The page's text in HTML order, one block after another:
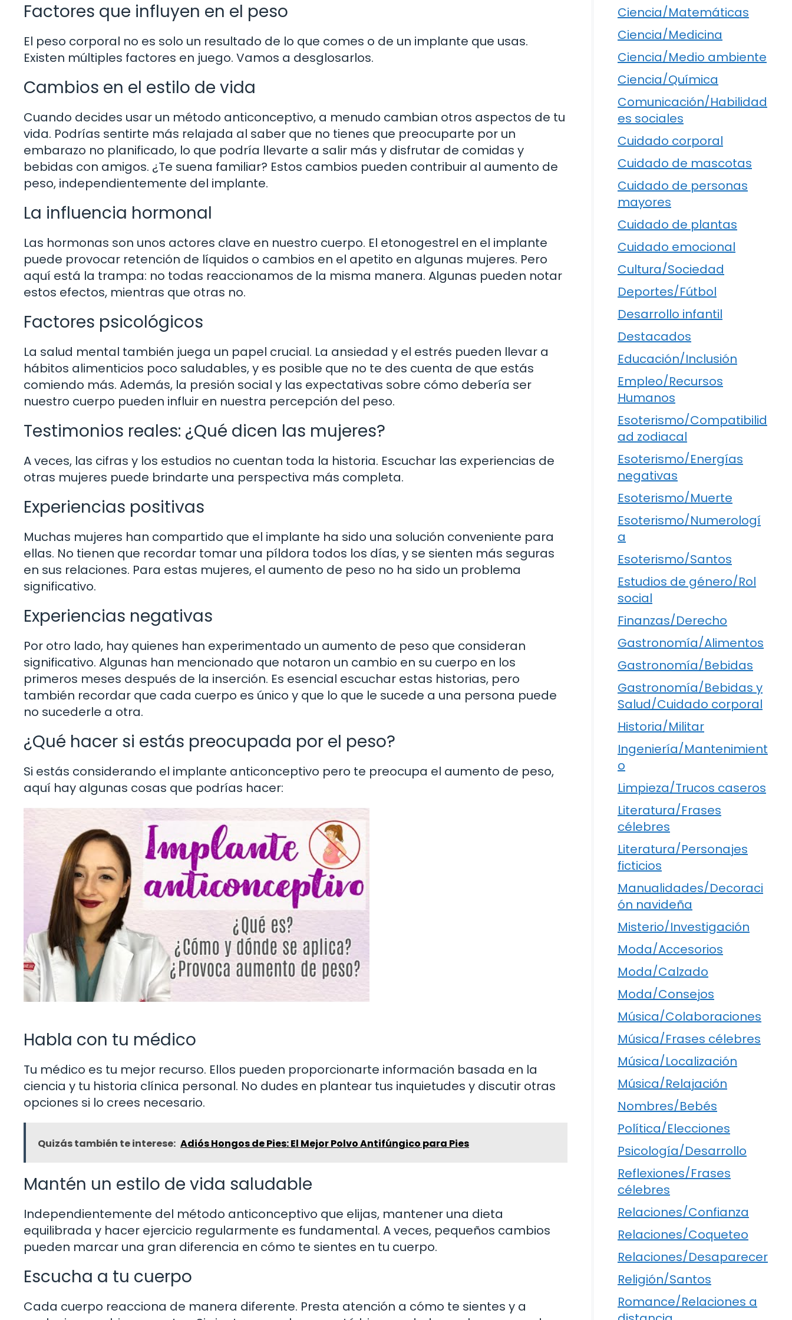
Factores que influyen en el peso
El peso corporal no es solo un resultado de lo que comes o de un implante que usas.
Existen múltiples factores en juego. Vamos a desglosarlos.
Cambios en el estilo de vida
Cuando decides usar un método anticonceptivo, a menudo cambian otros aspectos de tu
vida. Podrías sentirte más relajada al saber que no tienes que preocuparte por un
embarazo no planificado, lo que podría llevarte a salir más y disfrutar de comidas y
bebidas con amigos. ¿Te suena familiar? Estos cambios pueden contribuir al aumento de
peso, independientemente del implante.
La influencia hormonal
Las hormonas son unos actores clave en nuestro cuerpo. El etonogestrel en el implante
puede provocar retención de líquidos o cambios en el apetito en algunas mujeres. Pero
aquí está la trampa: no todas reaccionamos de la misma manera. Algunas pueden notar
estos efectos, mientras que otras no.
Factores psicológicos
La salud mental también juega un papel crucial. La ansiedad y el estrés pueden llevar a
hábitos alimenticios poco saludables, y es posible que no te des cuenta de que estás
comiendo más. Además, la presión social y las expectativas sobre cómo debería ser
nuestro cuerpo pueden influir en nuestra percepción del peso.
Testimonios reales: ¿Qué dicen las mujeres?
A veces, las cifras y los estudios no cuentan toda la historia. Escuchar las experiencias de
otras mujeres puede brindarte una perspectiva más completa.
Experiencias positivas
Muchas mujeres han compartido que el implante ha sido una solución conveniente para
ellas. No tienen que recordar tomar una píldora todos los días, y se sienten más seguras
en sus relaciones. Para estas mujeres, el aumento de peso no ha sido un problema
significativo.
Experiencias negativas
Por otro lado, hay quienes han experimentado un aumento de peso que consideran
significativo. Algunas han mencionado que notaron un cambio en su cuerpo en los
primeros meses después de la inserción. Es esencial escuchar estas historias, pero
también recordar que cada cuerpo es único y que lo que le sucede a una persona puede
no sucederle a otra.
¿Qué hacer si estás preocupada por el peso?
Si estás considerando el implante anticonceptivo pero te preocupa el aumento de peso,
aquí hay algunas cosas que podrías hacer:
Habla con tu médico
Tu médico es tu mejor recurso. Ellos pueden proporcionarte información basada en la
ciencia y tu historia clínica personal. No dudes en plantear tus inquietudes y discutir otras
opciones si lo crees necesario.
Quizás también te interese: Adiós Hongos de Pies: El Mejor Polvo Antifúngico para Pies
Mantén un estilo de vida saludable
Independientemente del método anticonceptivo que elijas, mantener una dieta
equilibrada y hacer ejercicio regularmente es fundamental. A veces, pequeños cambios
pueden marcar una gran diferencia en cómo te sientes en tu cuerpo.
Escucha a tu cuerpo
Cada cuerpo reacciona de manera diferente. Presta atención a cómo te sientes y a
Ciencia/Matemáticas
Ciencia/Medicina
Ciencia/Medio ambiente
Ciencia/Química
Comunicación/Habilidad
es sociales
Cuidado corporal
Cuidado de mascotas
Cuidado de personas
mayores
Cuidado de plantas
Cuidado emocional
Cultura/Sociedad
Deportes/Fútbol
Desarrollo infantil
Destacados
Educación/Inclusión
Empleo/Recursos
Humanos
Esoterismo/Compatibilid
ad zodiacal
Esoterismo/Energías
negativas
Esoterismo/Muerte
Esoterismo/Numerologí
a
Esoterismo/Santos
Estudios de género/Rol
social
Finanzas/Derecho
Gastronomía/Alimentos
Gastronomía/Bebidas
Gastronomía/Bebidas y
Salud/Cuidado corporal
Historia/Militar
Ingeniería/Mantenimient
o
Limpieza/Trucos caseros
Literatura/Frases
célebres
Literatura/Personajes
ficticios
Manualidades/Decoraci
ón navideña
Misterio/Investigación
Moda/Accesorios
Moda/Calzado
Moda/Consejos
Música/Colaboraciones
Música/Frases célebres
Música/Localización
Música/Relajación
Nombres/Bebés
Política/Elecciones
Psicología/Desarrollo
Reflexiones/Frases
célebres
Relaciones/Confianza
Relaciones/Coqueteo
Relaciones/Desaparecer
Religión/Santos
Romance/Relaciones a